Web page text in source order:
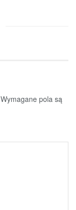
Wymagane pola są